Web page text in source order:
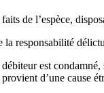
de l’espèce,
responsabilité
est
d’une cause